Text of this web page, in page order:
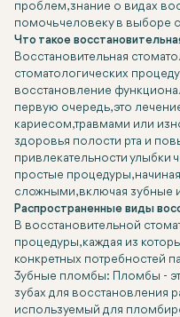
проблем, знание о видах
помочь человеку в выборе
Что такое
Восстановительная
стоматологических
восстановление
первую очередь, это
кариесом, травмами или
здоровья полости рта и
привлекательности улыбки
простые процедуры,
сложными, включая зубные
Распространенные виды
В восстановительной
процедуры, каждая из
конкретных потребностей
Зубные пломбы: Пломбы -
зубах для восстановления
используемый для